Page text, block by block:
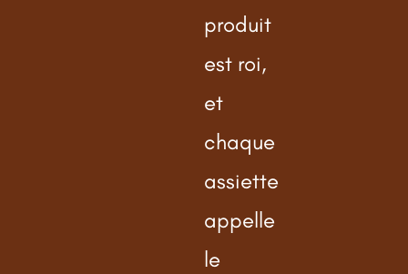
produit
est roi,
et
chaque
assiette
appelle
le